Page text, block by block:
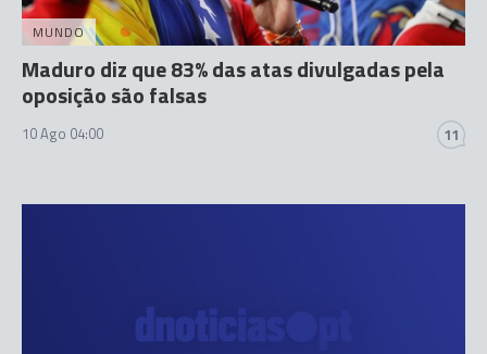
MUNDO
Maduro diz que 83% das atas divulgadas pela
oposição são falsas
10 Ago 04:00 11